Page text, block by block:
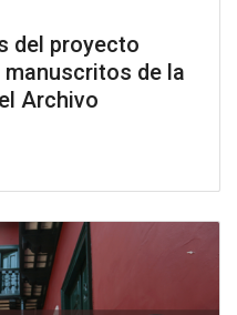
del proyecto
manuscritos de la
Archivo